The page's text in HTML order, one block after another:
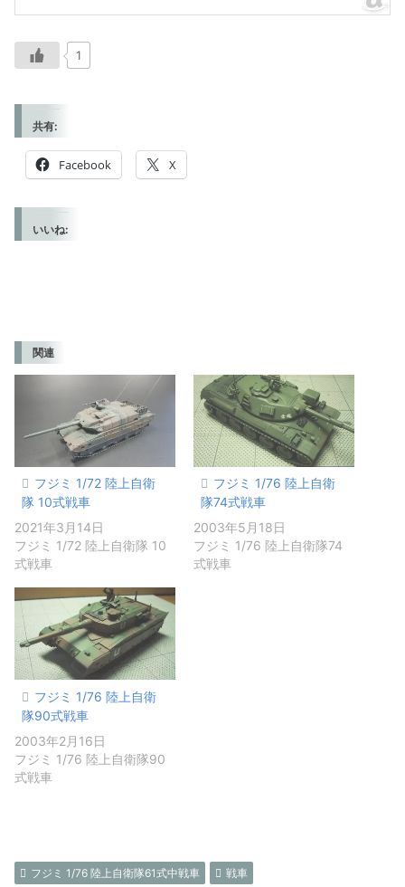
1
共有:
Facebook X
いいね:
関連
フジミ 1/72 陸上自衛
隊 10式戦車
2021年3月14日
フジミ 1/72 陸上自衛隊 10
式戦車
フジミ 1/76 陸上自衛
隊74式戦車
2003年5月18日
フジミ 1/76 陸上自衛隊74
式戦車
フジミ 1/76 陸上自衛
隊90式戦車
2003年2月16日
フジミ 1/76 陸上自衛隊90
式戦車
フジミ 1/76 陸上自衛隊61式中戦車 戦車